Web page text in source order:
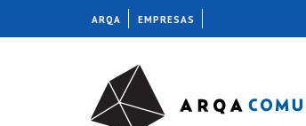
ARQA EMPRESAS